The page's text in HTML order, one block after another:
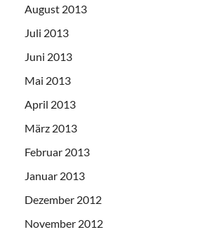
August 2013
Juli 2013
Juni 2013
Mai 2013
April 2013
März 2013
Februar 2013
Januar 2013
Dezember 2012
November 2012